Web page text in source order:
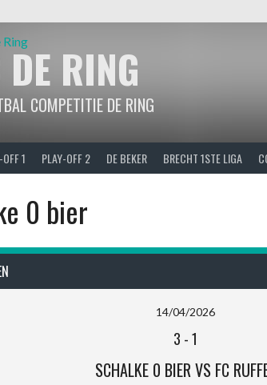
DE RING
COMPETITIE DE RING
1 PLAY-OFF 2 DE BEKER BRECHT 1STE LIGA
0 bier
14/04/2026
3 -1
SCHALKE 0 BIER VS FC